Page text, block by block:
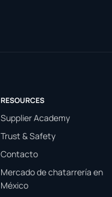
RESOURCES
Supplier Academy
Trust & Safety
Contacto
Mercado de chatarrería en
México